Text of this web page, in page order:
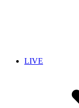
LIVE